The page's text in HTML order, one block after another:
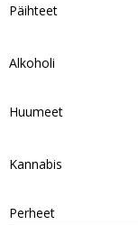
Päihteet
Alkoholi
Huumeet
Kannabis
Perheet